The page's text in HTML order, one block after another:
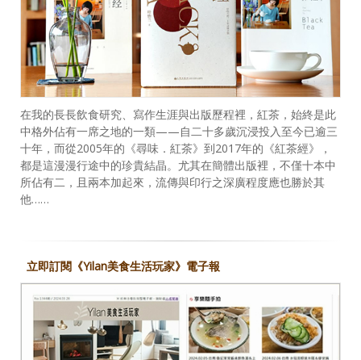
在我的長長飲食研究、寫作生涯與出版歷程裡，紅茶，始終是此
中格外佔有一席之地的一類——自二十多歲沉浸投入至今已逾三
十年，而從2005年的《尋味．紅茶》到2017年的《紅茶經》，
都是這漫漫行途中的珍貴結晶。尤其在簡體出版裡，不僅十本中
所佔有二，且兩本加起來，流傳與印行之深廣程度應也勝於其
他……
立即訂閱《Yilan美食生活玩家》電子報